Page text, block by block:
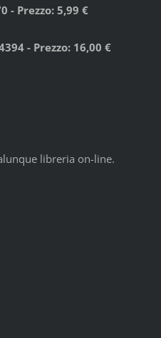
- Prezzo: 5,99 €
- Prezzo: 16,00 €
libreria on-line.